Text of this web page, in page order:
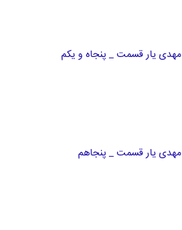
مهدی یار قسمت _ پنجاه و یکم
مهدی یار قسمت _ پنجاهم